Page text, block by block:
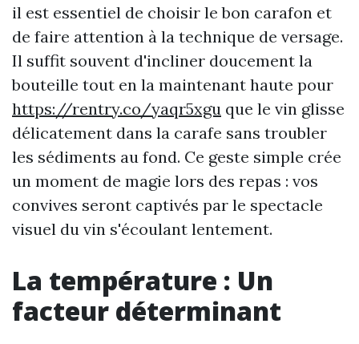
il est essentiel de choisir le bon carafon et
de faire attention à la technique de versage.
Il suffit souvent d'incliner doucement la
bouteille tout en la maintenant haute pour
https://rentry.co/yaqr5xgu que le vin glisse
délicatement dans la carafe sans troubler
les sédiments au fond. Ce geste simple crée
un moment de magie lors des repas : vos
convives seront captivés par le spectacle
visuel du vin s'écoulant lentement.
La température : Un
facteur déterminant